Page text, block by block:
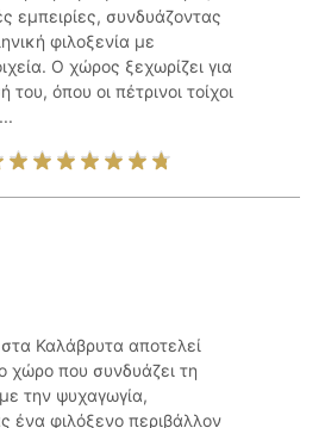
εμπειρίες, συνδυάζοντας
φιλοξενία με
Ο χώρος ξεχωρίζει για
του, όπου οι πέτρινοι τοίχοι
Καλάβρυτα αποτελεί
χώρο που συνδυάζει τη
την ψυχαγωγία,
ένα φιλόξενο περιβάλλον